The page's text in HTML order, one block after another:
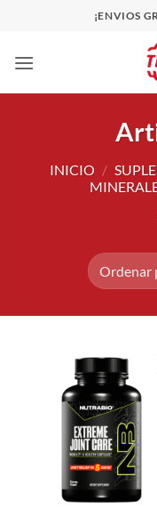
contenido
¡ENVIOS
INICIO /